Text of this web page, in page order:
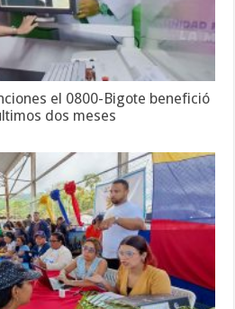
el 0800-Bigote benefició
dos meses